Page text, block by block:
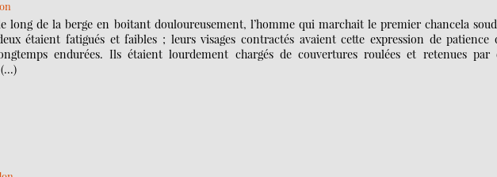
long de la berge en boitant douloureusement, l’homme qui marchait le premier chancela
étaient fatigués et faibles ; leurs visages contractés avaient cette expression de patience
endurées. Ils étaient lourdement chargés de couvertures roulées et retenues par
(…)